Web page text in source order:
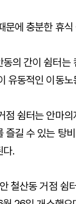
문에 충분한 휴
동의 간이 쉼터는
유동적인 이동
점 쉼터는 안마
즐길 수 있는 탕
다.
철산동 거점 쉼